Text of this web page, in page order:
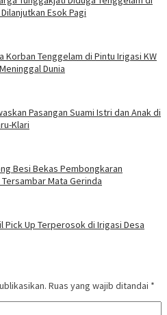
Esok Pagi
Korban Tenggelam di Pintu Irigasi KW
Dunia
Pasangan Suami Istri dan Anak di
Klari
Besi Bekas Pembongkaran
Mata Gerinda
Pick Up Terperosok di Irigasi Desa
Ruas yang wajib ditandai *